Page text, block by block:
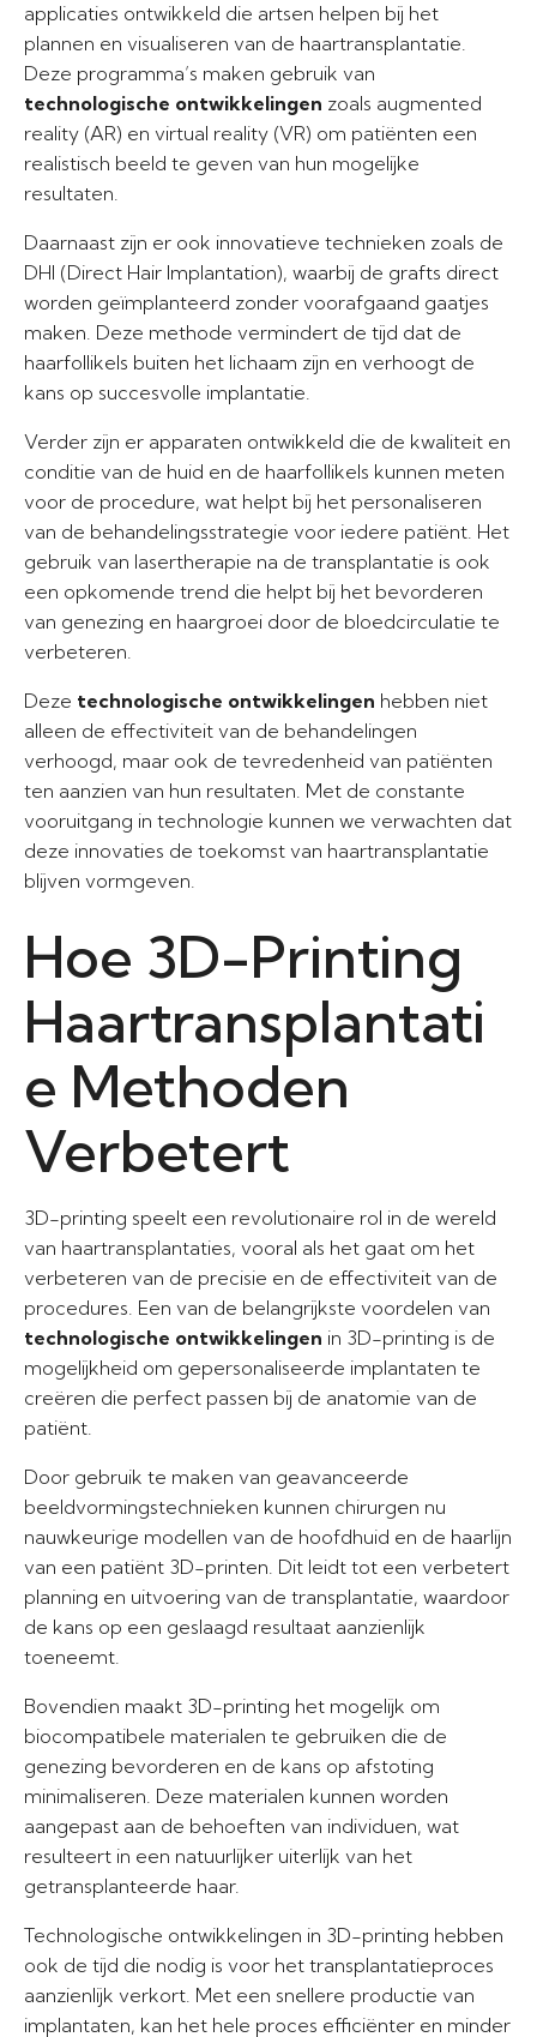
applicaties ontwikkeld die artsen helpen bij het
plannen en visualiseren van de haartransplantatie.
Deze programma’s maken gebruik van
technologische ontwikkelingen zoals augmented
reality (AR) en virtual reality (VR) om patiënten een
realistisch beeld te geven van hun mogelijke
resultaten.
Daarnaast zijn er ook innovatieve technieken zoals de
DHI (Direct Hair Implantation), waarbij de grafts direct
worden geïmplanteerd zonder voorafgaand gaatjes
maken. Deze methode vermindert de tijd dat de
haarfollikels buiten het lichaam zijn en verhoogt de
kans op succesvolle implantatie.
Verder zijn er apparaten ontwikkeld die de kwaliteit en
conditie van de huid en de haarfollikels kunnen meten
voor de procedure, wat helpt bij het personaliseren
van de behandelingsstrategie voor iedere patiënt. Het
gebruik van lasertherapie na de transplantatie is ook
een opkomende trend die helpt bij het bevorderen
van genezing en haargroei door de bloedcirculatie te
verbeteren.
Deze technologische ontwikkelingen hebben niet
alleen de effectiviteit van de behandelingen
verhoogd, maar ook de tevredenheid van patiënten
ten aanzien van hun resultaten. Met de constante
vooruitgang in technologie kunnen we verwachten dat
deze innovaties de toekomst van haartransplantatie
blijven vormgeven.
Hoe 3D-Printing
Haartransplantati
e Methoden
Verbetert
3D-printing speelt een revolutionaire rol in de wereld
van haartransplantaties, vooral als het gaat om het
verbeteren van de precisie en de effectiviteit van de
procedures. Een van de belangrijkste voordelen van
technologische ontwikkelingen in 3D-printing is de
mogelijkheid om gepersonaliseerde implantaten te
creëren die perfect passen bij de anatomie van de
patiënt.
Door gebruik te maken van geavanceerde
beeldvormingstechnieken kunnen chirurgen nu
nauwkeurige modellen van de hoofdhuid en de haarlijn
van een patiënt 3D-printen. Dit leidt tot een verbetert
planning en uitvoering van de transplantatie, waardoor
de kans op een geslaagd resultaat aanzienlijk
toeneemt.
Bovendien maakt 3D-printing het mogelijk om
biocompatibele materialen te gebruiken die de
genezing bevorderen en de kans op afstoting
minimaliseren. Deze materialen kunnen worden
aangepast aan de behoeften van individuen, wat
resulteert in een natuurlijker uiterlijk van het
getransplanteerde haar.
Technologische ontwikkelingen in 3D-printing hebben
ook de tijd die nodig is voor het transplantatieproces
aanzienlijk verkort. Met een snellere productie van
implantaten, kan het hele proces efficiënter en minder